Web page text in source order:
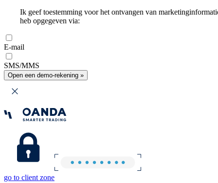
Ik geef toestemming voor het ontvangen van
heb opgegeven via:
E-mail
SMS/MMS
Open een demo-rekening »
go to client zone